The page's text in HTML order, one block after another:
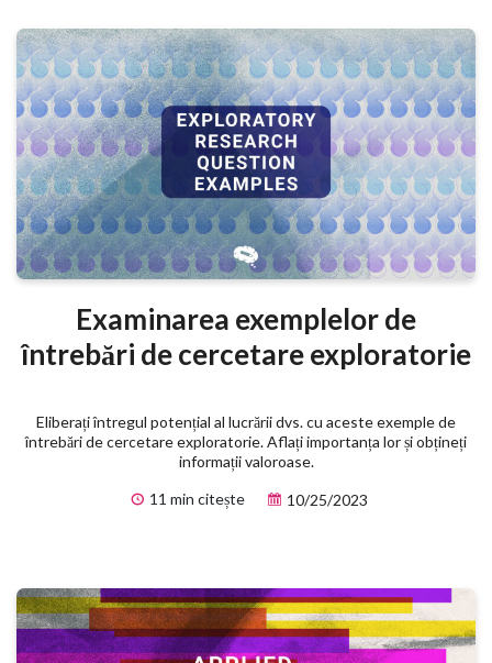
Examinarea exemplelor de
întrebări de cercetare exploratorie
Eliberați întregul potențial al lucrării dvs. cu aceste exemple de
întrebări de cercetare exploratorie. Aflați importanța lor și obțineți
informații valoroase.
11 min citește
10/25/2023